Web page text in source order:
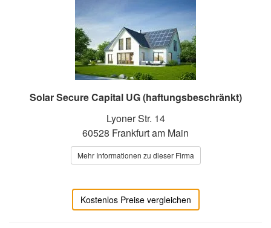
Solar Secure Capital UG (haftungsbeschränkt)
Lyoner Str. 14
60528 Frankfurt am Main
Mehr Informationen zu dieser Firma
Kostenlos Preise vergleichen